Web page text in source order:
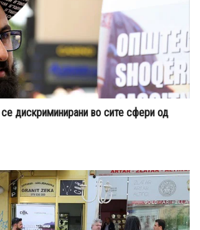
дискриминирани во сите сфери од